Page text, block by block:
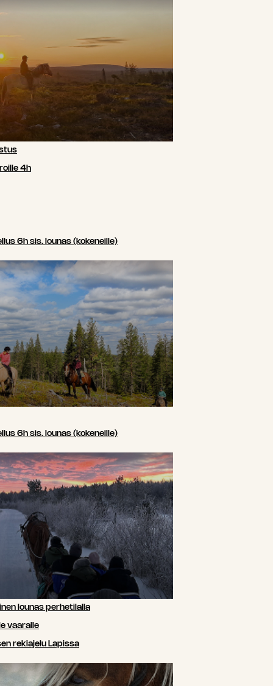
4h
6h sis. lounas (kokeneille)
6h sis. lounas (kokeneille)
lounas perhetilalla
vaaralle
rekiajelu Lapissa